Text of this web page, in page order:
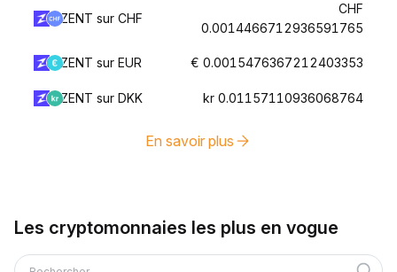
ZENT sur CHF
CHF
0.0014466712936591765
ZENT sur EUR € 0.0015476367212403353
ZENT sur DKK kr 0.01157110936068764
En savoir plus
Les cryptomonnaies les plus en vogue